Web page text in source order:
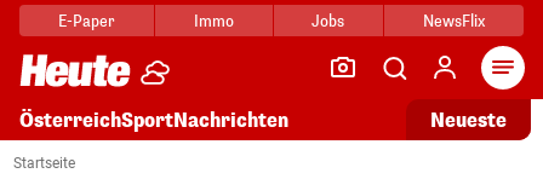
E-Paper Immo Jobs NewsFlix
ÖsterreichSportNachrichten Neueste
Startseite